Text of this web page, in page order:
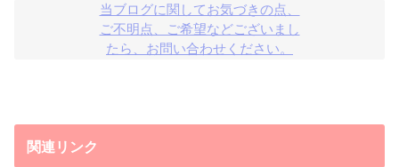
当ブログに関してお気づきの点、
ご不明点、ご希望などございまし
たら、お問い合わせください。
関連リンク